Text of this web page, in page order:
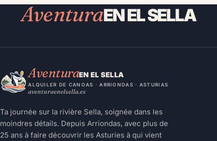
AventuraEN EL SELLA
AventuraEN EL SELLA
ALQUILER DE CANOAS · ARRIONDAS · ASTURIAS
aventuraenelsella.es
Ta journée sur la rivière Sella, soignée dans les
moindres détails. Depuis Arriondas, avec plus de
25 ans à faire découvrir les Asturies à qui vient